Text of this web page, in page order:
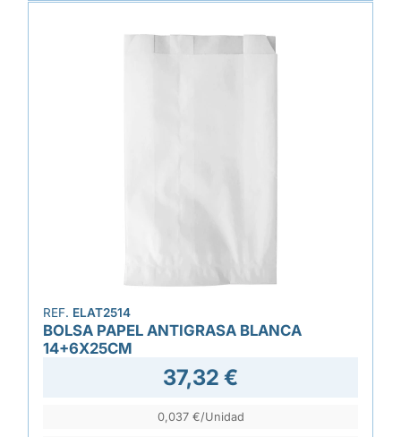
REF. ELAT2514
BOLSA PAPEL ANTIGRASA BLANCA
14+6X25CM
37,32 €
0,037 €/Unidad